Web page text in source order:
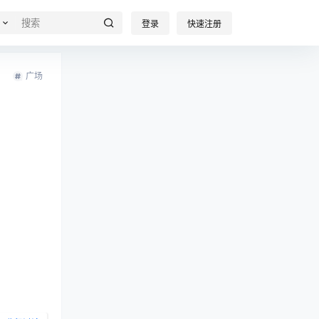
登录 快速注册
广场